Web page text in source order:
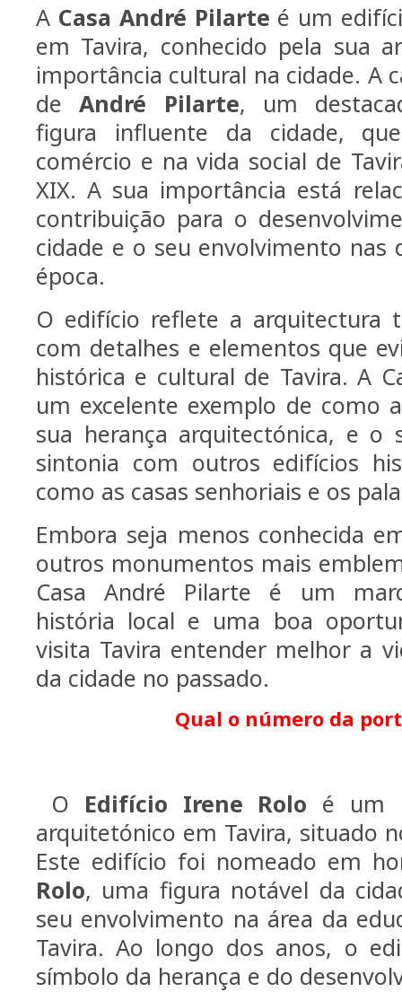
A Casa André Pilarte é um
em Tavira, conhecido pela sua
importância cultural na cidade. A
deAndré Pilarte, um
figura influente da cidade,
comércio e na vida social de
XIX. A sua importância está
contribuição para o
cidade e o seu envolvimento nas
época.
O edifício reflete a arquitectura
com detalhes e elementos que
histórica e cultural de Tavira. A
um excelente exemplo de como
sua herança arquitectónica, e o
sintonia com outros edifícios
como as casas senhoriais e os
Embora seja menos conhecida
outros monumentos mais
Casa André Pilarte é um
história local e uma boa
visita Tavira entender melhor a
da cidade no passado.
Qual o número da
O Edifício Irene Rolo é um
arquitetónico em Tavira, situado
Este edifício foi nomeado em
Rolo, uma figura notável da
seu envolvimento na área da
Tavira. Ao longo dos anos, o
símbolo da herança e do